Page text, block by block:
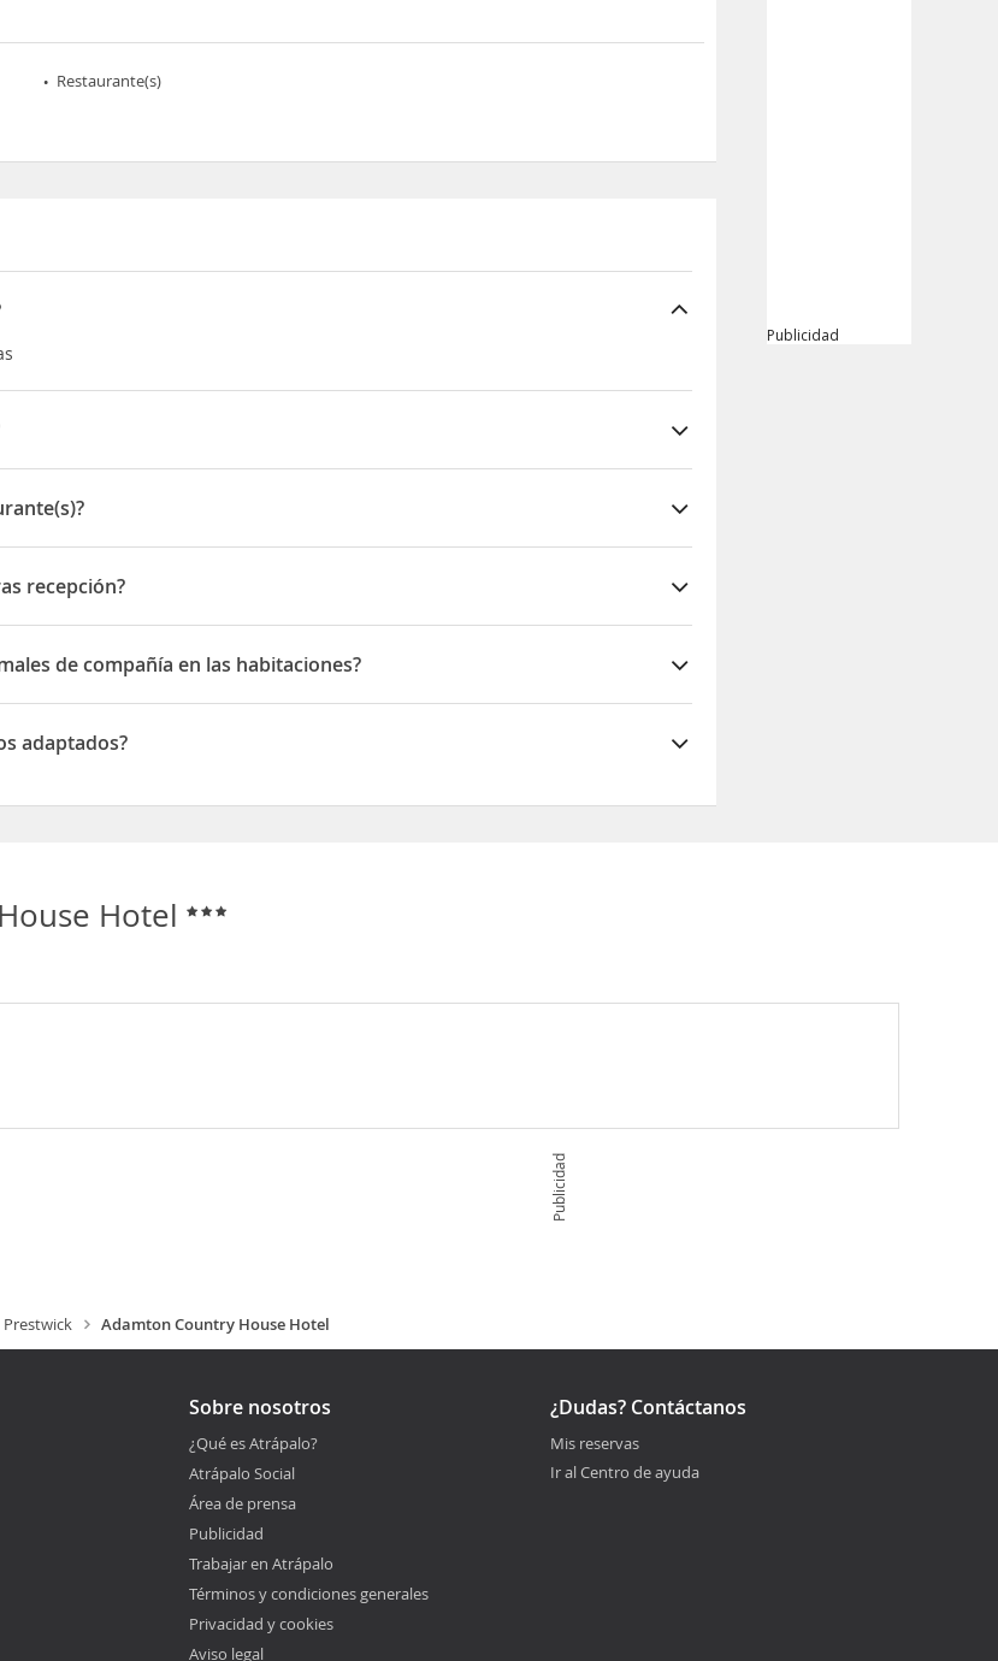
Restaurante(s)
Monkton
recepción?
de compañía en las habitaciones?
compañía en las habitaciones
adaptados?
Publicidad
Hotel
Publicidad
Prestwick Adamton Country House Hotel
Sobre nosotros
¿Qué es Atrápalo?
Atrápalo Social
Área de prensa
Publicidad
Trabajar en Atrápalo
Términos y condiciones generales
Privacidad y cookies
Aviso legal
¿Dudas? Contáctanos
Mis reservas
Ir al Centro de ayuda